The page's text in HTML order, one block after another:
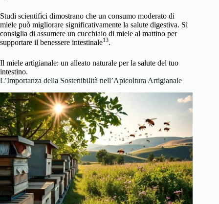
Studi scientifici dimostrano che un consumo moderato di
miele può migliorare significativamente la salute digestiva. Si
consiglia di assumere un cucchiaio di miele al mattino per
supportare il benessere intestinale13.
Il miele artigianale: un alleato naturale per la salute del tuo
intestino.
L’Importanza della Sostenibilità nell’Apicoltura Artigianale